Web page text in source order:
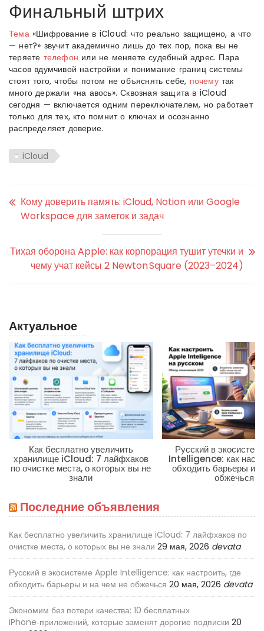
Финальный штрих
Тема«Шифрование в iCloud: что реально защищено, а что
— нет?» звучит академично лишь до тех пор, пока вы не
теряете телефон или не меняете судебный адрес. Пара
часов вдумчивой настройки и понимание границ системы
стоят того, чтобы потом не объяснять себе, почемутак
много держали «на авось». Сквозная защита в iCloud
сегодня — включается одним переключателем, но работает
только для тех, кто помнит о ключах и осознанно
распределяет доверие.
iCloud
Кому доверить память: iCloud, Notion или Google
Workspace для заметок и задач
Тихая оборона Apple: как корпорация тушит утечки и
чему учат кейсы 2 Newton Square (2023–2024)
Актуальное
Как бесплатно увеличить
хранилище iCloud: 7 лайфхаков
по очистке места, о которых вы не
знали
Русский в
Intelligence: как
обходить барьеры и
обжечься
Последние объявления
Как бесплатно увеличить хранилище iCloud: 7 лайфхаков по
очистке места, о которых вы не знали 29 мая, 2026 devata
Русский в экосистеме Apple Intelligence: как настроить, где
обходить барьеры и на чем не обжечься 20 мая, 2026 devata
Экономим без потери качества: 10 бесплатных
iPhone‑приложений, которые заменят дорогие подписки 20